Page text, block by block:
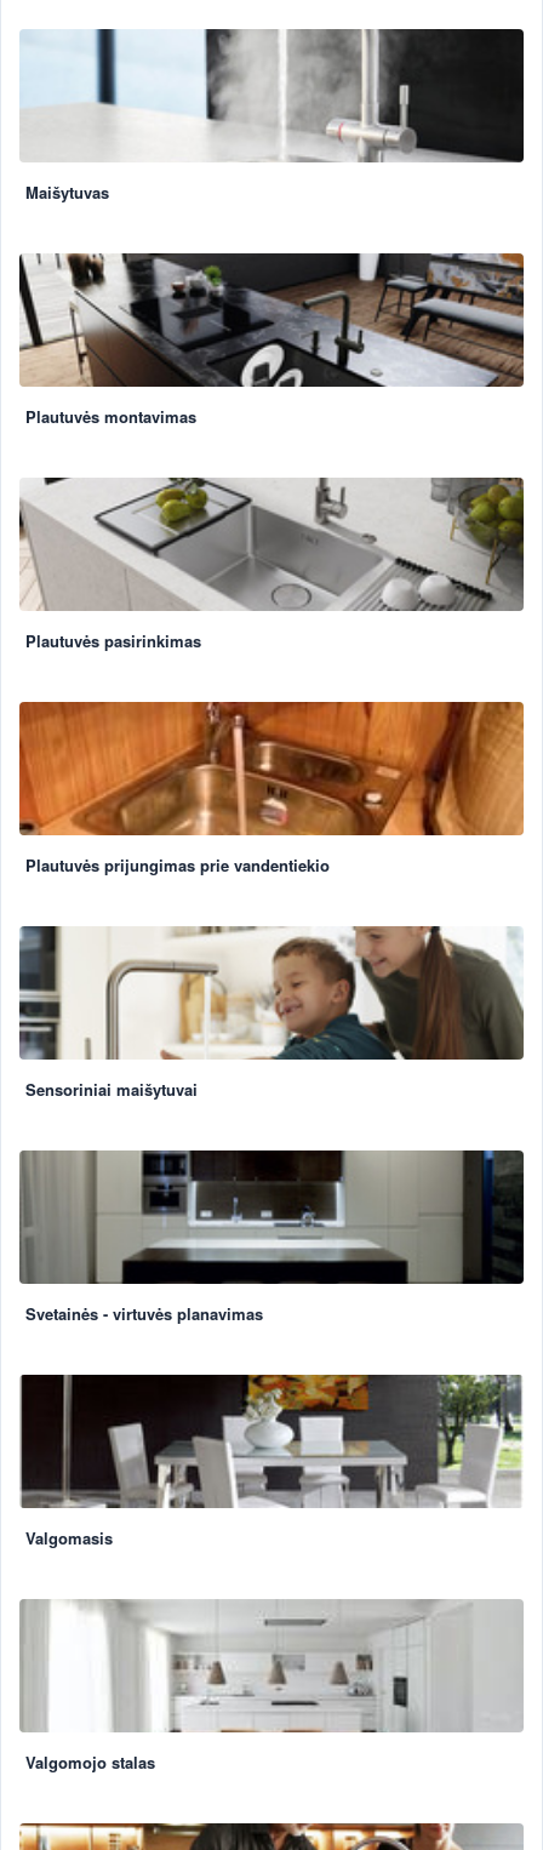
Maišytuvas
Plautuvės montavimas
Plautuvės pasirinkimas
Plautuvės prijungimas prie vandentiekio
Sensoriniai maišytuvai
Svetainės - virtuvės planavimas
Valgomasis
Valgomojo stalas